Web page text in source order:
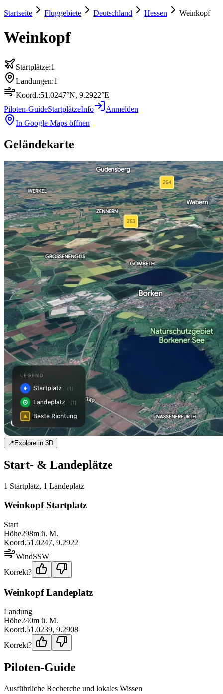
Startseite Fluggebiete Deutschland Hessen Weinkopf
Weinkopf
Startplätze:1
Landungen:1
Koord.:51.0247°N, 9.2922°E
Piloten-GuideStartplätzeInfo
Anmelden
In Google Maps öffnen
Geländekarte
📍Explore in 3D
Start- & Landeplätze
1 Startplatz, 1 Landeplatz
Weinkopf Startplatz
Start
Höhe298m ü. M.
Koord.51.0247, 9.2922
WindSSW
Korrekt?
Weinkopf Landeplatz
Landung
Höhe240m ü. M.
Koord.51.0239, 9.2908
Korrekt?
Piloten-Guide
Ausführliche Recherche und lokales Wissen